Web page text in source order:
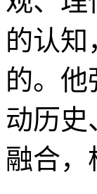
的认
的。
动历史
融合，